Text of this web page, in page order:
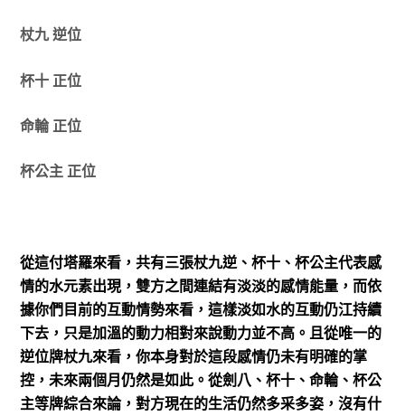
杖九 逆位
杯十 正位
命輪 正位
杯公主 正位
從這付塔羅來看，共有三張杖九逆、杯十、杯公主代表感
情的水元素出現，雙方之間連結有淡淡的感情能量，而依
據你們目前的互動情勢來看，這樣淡如水的互動仍江持續
下去，只是加溫的動力相對來說動力並不高。且從唯一的
逆位牌杖九來看，你本身對於這段感情仍未有明確的掌
控，未來兩個月仍然是如此。從劍八、杯十、命輪、杯公
主等牌綜合來論，對方現在的生活仍然多采多姿，沒有什